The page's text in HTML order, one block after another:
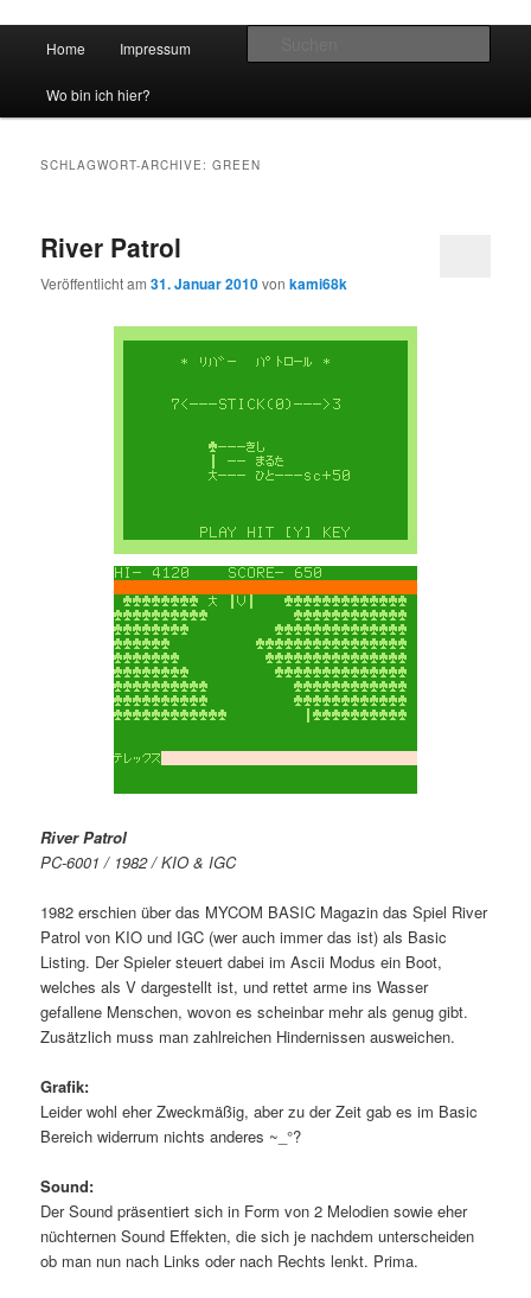
vidgames.de
Zum Inhalt wechseln
Zum sekundären Inhalt wechseln
Home Impressum
Wo bin ich hier?
SCHLAGWORT-ARCHIVE:GREEN
River Patrol
Veröffentlicht am31. Januar 2010vonkami68k
River Patrol
PC-6001 / 1982 / KIO & IGC
1982 erschien über das MYCOM BASIC Magazin das Spiel River
Patrol von KIO und IGC (wer auch immer das ist) als Basic
Listing. Der Spieler steuert dabei im Ascii Modus ein Boot,
welches als V dargestellt ist, und rettet arme ins Wasser
gefallene Menschen, wovon es scheinbar mehr als genug gibt.
Zusätzlich muss man zahlreichen Hindernissen ausweichen.
Grafik:
Leider wohl eher Zweckmäßig, aber zu der Zeit gab es im Basic
Bereich widerrum nichts anderes ~_°?
Sound:
Der Sound präsentiert sich in Form von 2 Melodien sowie eher
nüchternen Sound Effekten, die sich je nachdem unterscheiden
ob man nun nach Links oder nach Rechts lenkt. Prima.